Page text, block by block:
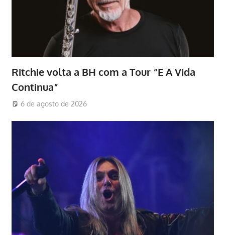
Ritchie volta a BH com a Tour “E A Vida
Continua”
6 de agosto de 2026